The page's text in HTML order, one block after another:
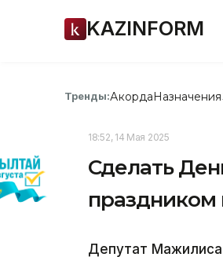
KAZINFORM
Тренды:АкордаНазначения
18:52, 14 Мая 2025
Сделать
праздником
Депутат